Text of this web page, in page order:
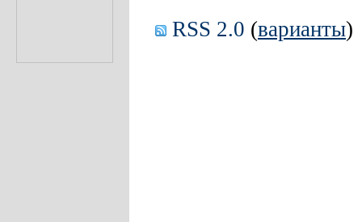
RSS 2.0 (варианты)